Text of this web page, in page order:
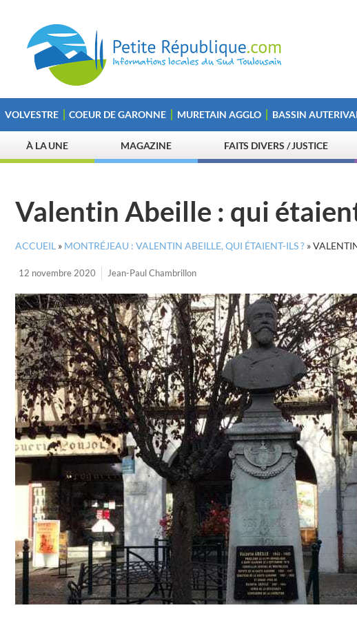
VOLVESTRE COEUR DE GARONNE MURETAIN AGGLO BASSIN
À LA UNE MAGAZINE FAITS DIVERS / JUSTICE
Valentin Abeille : qui
ACCUEIL » MONTRÉJEAU : VALENTIN ABEILLE, QUI ÉTAIENT-ILS ? »
12 novembre 2020 Jean-Paul Chambrillon